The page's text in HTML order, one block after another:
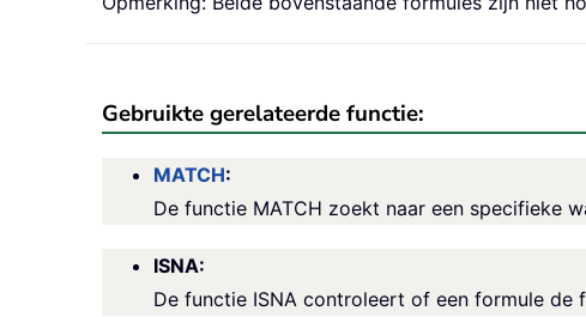
Gebruikte gerelateerde functie:
MATCH:
De functie MATCH zoekt naar een specifieke
ISNA:
De functie ISNA controleert of een formule de